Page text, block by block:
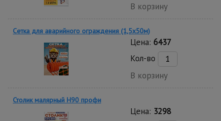
В корзину
Сетка для аварийного ограждения (1,5х50м)
Цена: 6437
Кол-во
В корзину
Столик малярный H90 профи
Цена: 3298